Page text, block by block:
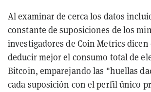
Al examinar de cerca los datos
constante de suposiciones de los
investigadores de Coin Metrics dicen
deducir mejor el consumo total de
Bitcoin, emparejando las "huellas
cada suposición con el perfil único